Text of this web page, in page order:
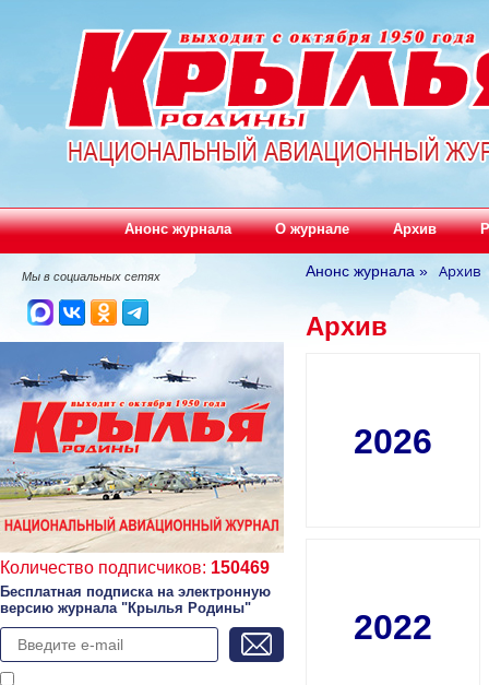
Анонс журнала О журнале Архив
Мы в социальных сетях
Количество подписчиков: 150469
Бесплатная подписка на электронную
версию журнала "Крылья Родины"
Анонс журнала » Архив
Архив
2026
2022